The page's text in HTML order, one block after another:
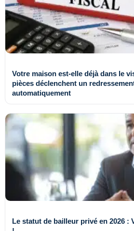
Votre maison est-elle déjà dans le
pièces déclenchent un
automatiquement
Le statut de bailleur privé en 2026 :